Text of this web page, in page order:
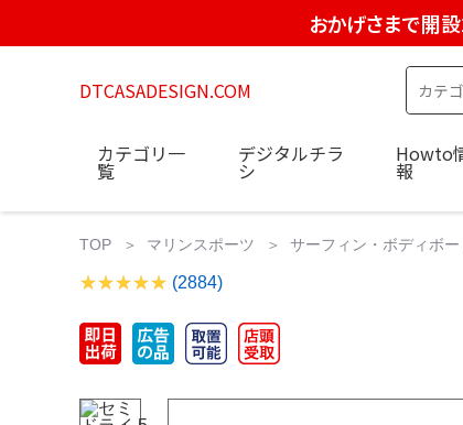
おかげさまで開
DTCASADESIGN.COM
カテゴリ一
覧
デジタルチラ
シ
Howto
報
TOP マリンスポーツ サーフィン・ボディボー
(2884)